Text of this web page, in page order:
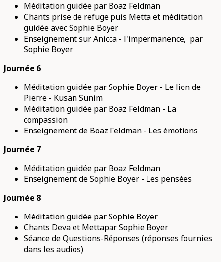
Méditation guidée par Boaz Feldman
Chants prise de refuge puis Metta et méditation
guidée avec Sophie Boyer
Enseignement sur Anicca - l'impermanence, par
Sophie Boyer
Journée 6
Méditation guidée par Sophie Boyer - Le lion de
Pierre - Kusan Sunim
Méditation guidée par Boaz Feldman - La
compassion
Enseignement de Boaz Feldman - Les émotions
Journée 7
Méditation guidée par Boaz Feldman
Enseignement de Sophie Boyer - Les pensées
Journée 8
Méditation guidée par Sophie Boyer
Chants Deva et Mettapar Sophie Boyer
Séance de Questions-Réponses (réponses fournies
dans les audios)